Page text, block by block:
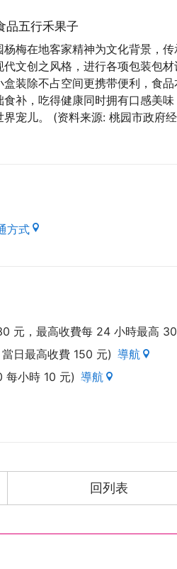
品五行禾果子
杨梅在地客家精神为文化背景，
代文创之风格，进行各项包装包
盒装除不占空间更携带便利，食
食补，吃得健康同时拥有口感美
界宠儿。 (资料来源: 桃园市政府
方式
元，最高收費每 24 小時最高
日最高收費 150 元) 導航
每小時 10 元) 導航
回列表